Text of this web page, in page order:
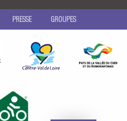
PRESSE GROUPES